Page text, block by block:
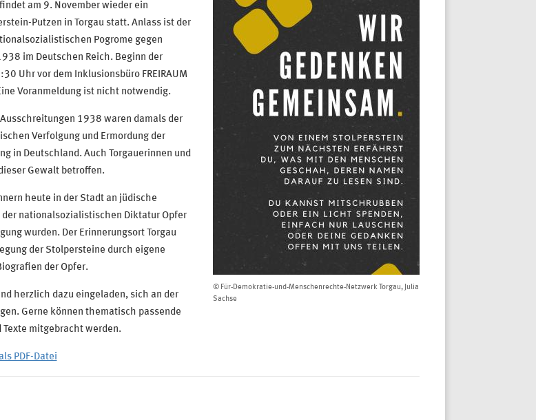
© Für-Demokratie-und-Menschenrechte-Netzwerk Torgau, Julia
Sachse
am 9. November wieder ein
Putzen in Torgau statt. Anlass ist der
Pogrome gegen
im Deutschen Reich. Beginn der
Uhr vor dem Inklusionsbüro FREIRAUM
Voranmeldung ist nicht notwendig.
1938 waren damals der
Verfolgung und Ermordung der
in Deutschland. Auch Torgauerinnen und
Gewalt betroffen.
heute in der Stadt an jüdische
der nationalsozialistischen Diktatur Opfer
wurden. Der Erinnerungsort Torgau
der Stolpersteine durch eigene
der Opfer.
herzlich dazu eingeladen, sich an der
Gerne können thematisch passende
Texte mitgebracht werden.
PDF-Datei